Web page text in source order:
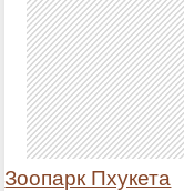
Зоопарк Пхукета